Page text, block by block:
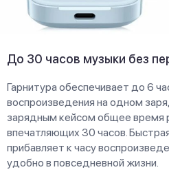
До 30 часов музыки без
Гарнитура обеспечивает до 6
воспроизведения на одном
зарядным кейсом общее время
впечатляющих 30 часов.
прибавляет к часу
удобно в повседневной жизни.